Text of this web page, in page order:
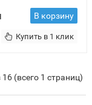
В корзину
Купить в 1 клик
(всего 1 страниц)